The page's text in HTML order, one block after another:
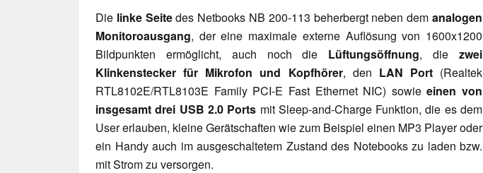
Die linke Seitedes Netbooks NB 200-113 beherbergt neben demanalogen
Monitoroausgang, der eine maximale externe Auflösung von 1600x1200
Bildpunkten ermöglicht, auch noch die Lüftungsöffnung, die zwei
Klinkenstecker für Mikrofon und Kopfhörer, den LAN Port(Realtek
RTL8102E/RTL8103E Family PCI-E Fast Ethernet NIC) sowieeinen von
insgesamt drei USB 2.0 Ports mit Sleep-and-Charge Funktion, die es dem
User erlauben, kleine Gerätschaften wie zum Beispiel einen MP3 Player oder
ein Handy auch im ausgeschaltetem Zustand des Notebooks zu laden bzw.
mit Strom zu versorgen.